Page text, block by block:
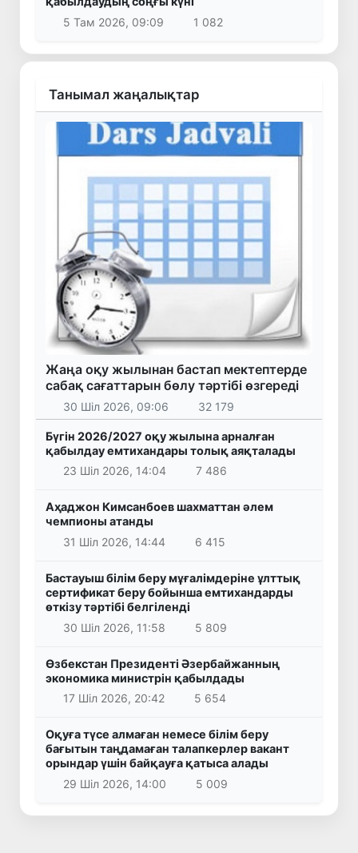
5 Там 2026, 09:09
1 082
Танымал жаңалықтар
Жаңа оқу жылынан бастап мектептерде
сабақ сағаттарын бөлу тәртібі өзгереді
30 Шіл 2026, 09:06 32 179
Бүгін 2026/2027 оқу жылына арналған
қабылдау емтихандары толық аяқталады
23 Шіл 2026, 14:04
7 486
Аҳаджон Кимсанбоев шахматтан әлем
чемпионы атанды
31 Шіл 2026, 14:44
6 415
Бастауыш білім беру мұғалімдеріне ұлттық
сертификат беру бойынша емтихандарды
өткізу тәртібі белгіленді
30 Шіл 2026, 11:58
5 809
Өзбекстан Президенті Әзербайжанның
экономика министрін қабылдады
17 Шіл 2026, 20:42
5 654
Оқуға түсе алмаған немесе білім беру
бағытын таңдамаған талапкерлер вакант
орындар үшін байқауға қатыса алады
29 Шіл 2026, 14:00
5 009